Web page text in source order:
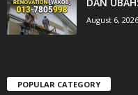
DAN
August 6, 2026
POPULAR CATEGORY